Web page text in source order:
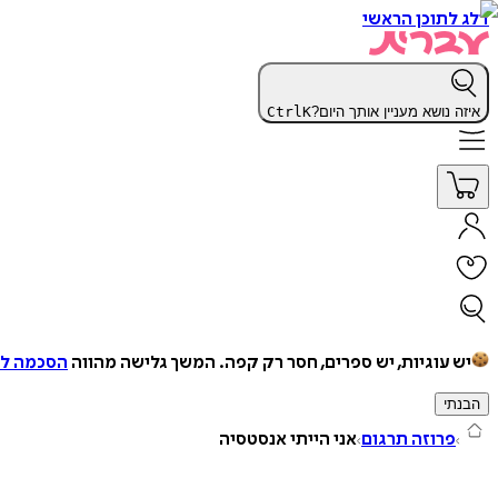
דלג לתוכן הראשי
איזה נושא מעניין אותך היום? CtrlK
יש עוגיות, יש ספרים, חסר רק קפה. המשך גלישה מהווה הסכמה
הבנתי
פרוזה תרגום אני הייתי אנסטסיה